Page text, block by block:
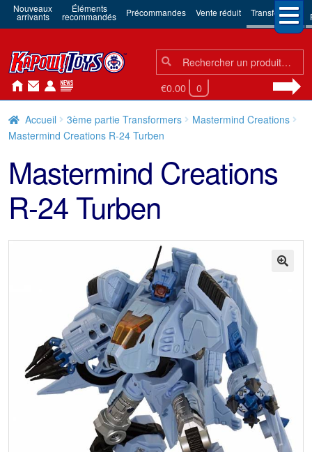
Nouveaux
arrivants
Éléments
recommandés Précommandes Vente réduit Transformers
Chercher:
Chercher
€0.00 0
Accueil 3ème partie Transformers
Mastermind Creations
Mastermind Creations R-24 Turben
Mastermind Creations
R-24 Turben